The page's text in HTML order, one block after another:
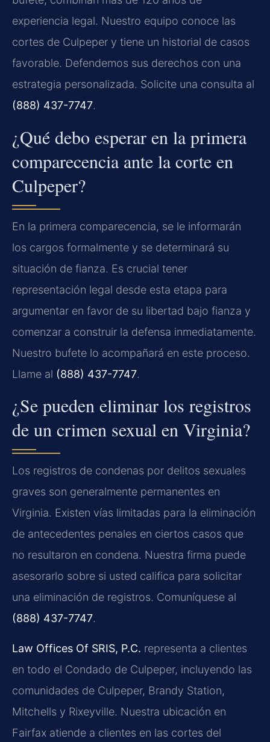
experiencia legal. Nuestro equipo conoce las
cortes de Culpeper y tiene un historial de casos
favorable. Defendemos sus derechos con una
estrategia personalizada. Solicite una consulta al
(888) 437-7747.
¿Qué debo esperar en la primera
comparecencia ante la corte en
Culpeper?
En la primera comparecencia, se le informarán
los cargos formalmente y se determinará su
situación de fianza. Es crucial tener
representación legal desde esta etapa para
argumentar en favor de su libertad bajo fianza y
comenzar a construir la defensa inmediatamente.
Nuestro bufete lo acompañará en este proceso.
Llame al (888) 437-7747.
¿Se pueden eliminar los registros
de un crimen sexual en Virginia?
Los registros de condenas por delitos sexuales
graves son generalmente permanentes en
Virginia. Existen vías limitadas para la eliminación
de antecedentes penales en ciertos casos que
no resultaron en condena. Nuestra firma puede
asesorarlo sobre si usted califica para solicitar
una eliminación de registros. Comuníquese al
(888) 437-7747.
Law Offices Of SRIS, P.C. representa a clientes
en todo el Condado de Culpeper, incluyendo las
comunidades de Culpeper, Brandy Station,
Mitchells y Rixeyville. Nuestra ubicación en
Fairfax atiende a clientes en las cortes del